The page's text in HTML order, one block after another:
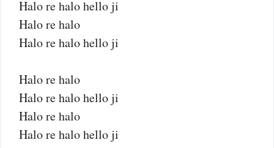
Halo re halo hello ji
Halo re halo
Halo re halo hello ji
Halo re halo
Halo re halo hello ji
Halo re halo
Halo re halo hello ji